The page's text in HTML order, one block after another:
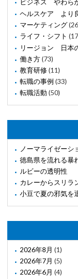
ヘルスケア より
マーケティング
ライフ・シフト
リージョン 日本
働き方(73)
教育研修(11)
転職の事例 (33)
転職活動 (50)
ノーマライゼーシ
徳島県を流れる暴
ルビーの透明性
カレーからスリラ
小豆で夏の邪気を
2026年8月 (1)
2026年7月 (5)
2026年6月 (4)